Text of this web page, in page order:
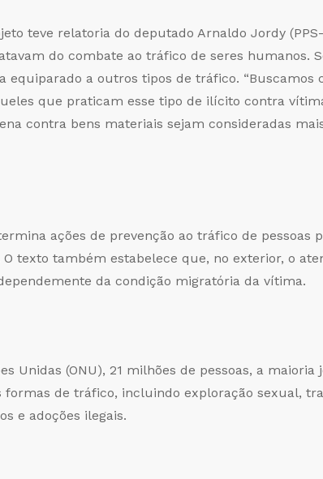
teve relatoria do deputado Arnaldo Jordy
do combate ao tráfico de seres humanos.
equiparado a outros tipos de tráfico. “Buscamos
que praticam esse tipo de ilícito contra
contra bens materiais sejam consideradas
ações de prevenção ao tráfico de pessoas
texto também estabelece que, no exterior, o
da condição migratória da vítima.
Unidas (ONU), 21 milhões de pessoas, a
de tráfico, incluindo exploração sexual,
e adoções ilegais.